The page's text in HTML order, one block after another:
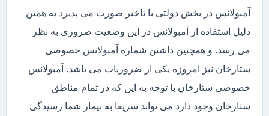
آمبولانس در بخش دولتی با تاخیر صورت می پذیرد به همین
دلیل استفاده از آمبولانس در این وضعیت ضروری به نظر
می رسد. و همچنین داشتن شماره آمبولانس خصوصی
ستارخان نیز امروزه یکی از ضروریات می باشد. آمبولانس
خصوصی ستارخان با توجه به این که در تمام مناطق
ستارخان وجود دارد می تواند سریعا به بیمار شما رسیدگی